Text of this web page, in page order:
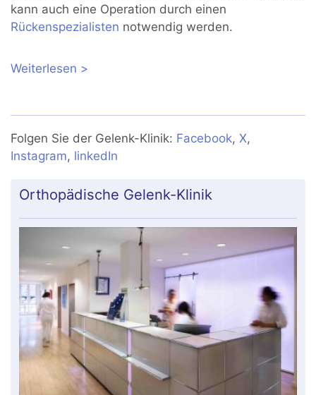
kann auch eine Operation durch einen
Rückenspezialisten notwendig werden.
Weiterlesen über HWS-Syndrom: Schmerzen in der
Folgen Sie der Gelenk-Klinik: Facebook,X,
Instagram, linkedIn
Orthopädische Gelenk-Klinik